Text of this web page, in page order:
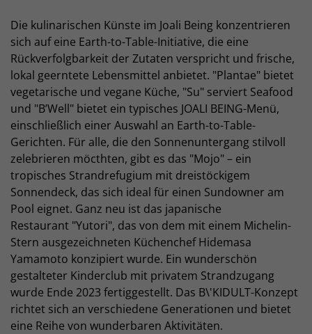
Die kulinarischen Künste im Joali Being konzentrieren
sich auf eine Earth-to-Table-Initiative, die eine
Rückverfolgbarkeit der Zutaten verspricht und frische,
lokal geerntete Lebensmittel anbietet. "Plantae" bietet
vegetarische und vegane Küche, "Su" serviert Seafood
und "B’Well" bietet ein typisches JOALI BEING-Menü,
einschließlich einer Auswahl an Earth-to-Table-
Gerichten. Für alle, die den Sonnenuntergang stilvoll
zelebrieren möcthten, gibt es das "Mojo" – ein
tropisches Strandrefugium mit dreistöckigem
Sonnendeck, das sich ideal für einen Sundowner am
Pool eignet. Ganz neu ist das japanische
Restaurant "Yutori", das von dem mit einem Michelin-
Stern ausgezeichneten Küchenchef Hidemasa
Yamamoto konzipiert wurde. Ein wunderschön
gestalteter Kinderclub mit privatem Strandzugang
wurde Ende 2023 fertiggestellt. Das B\'KIDULT-Konzept
richtet sich an verschiedene Generationen und bietet
eine Reihe von wunderbaren Aktivitäten.